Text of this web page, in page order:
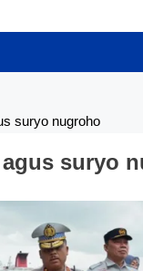
suryo nugroho
suryo